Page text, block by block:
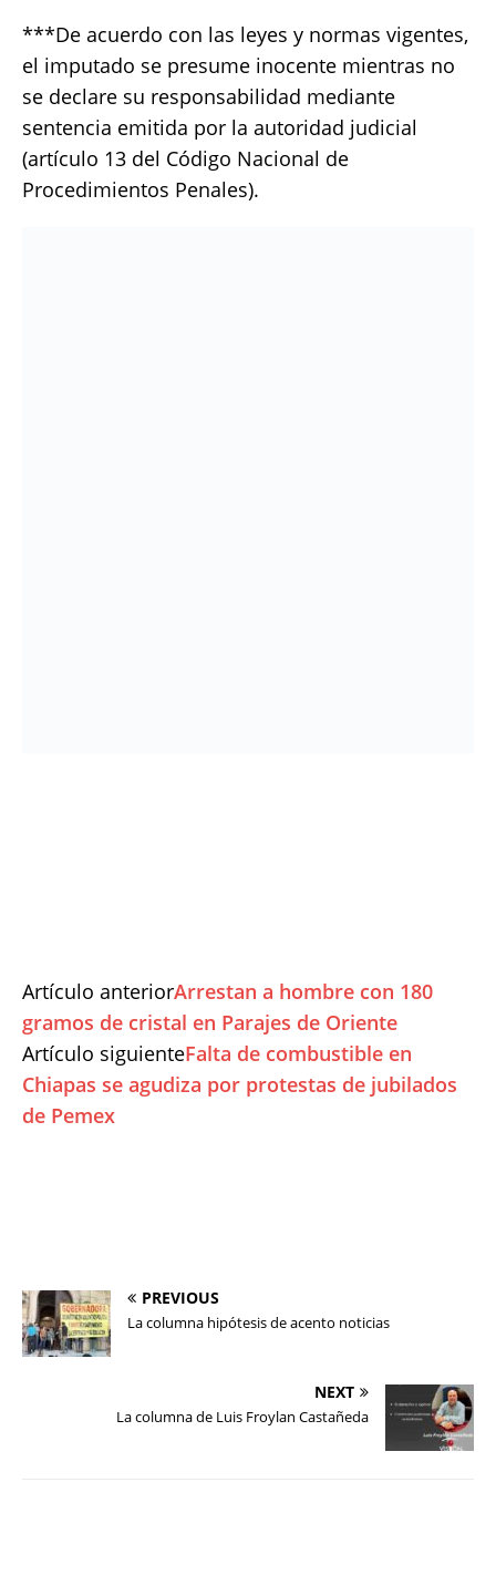
***De acuerdo con las leyes y normas vigentes,
el imputado se presume inocente mientras no
se declare su responsabilidad mediante
sentencia emitida por la autoridad judicial
(artículo 13 del Código Nacional de
Procedimientos Penales).
Artículo anteriorArrestan a hombre con 180
gramos de cristal en Parajes de Oriente
Artículo siguienteFalta de combustible en
Chiapas se agudiza por protestas de jubilados
de Pemex
PREVIOUS
La columna hipótesis de acento noticias
NEXT
La columna de Luis Froylan Castañeda